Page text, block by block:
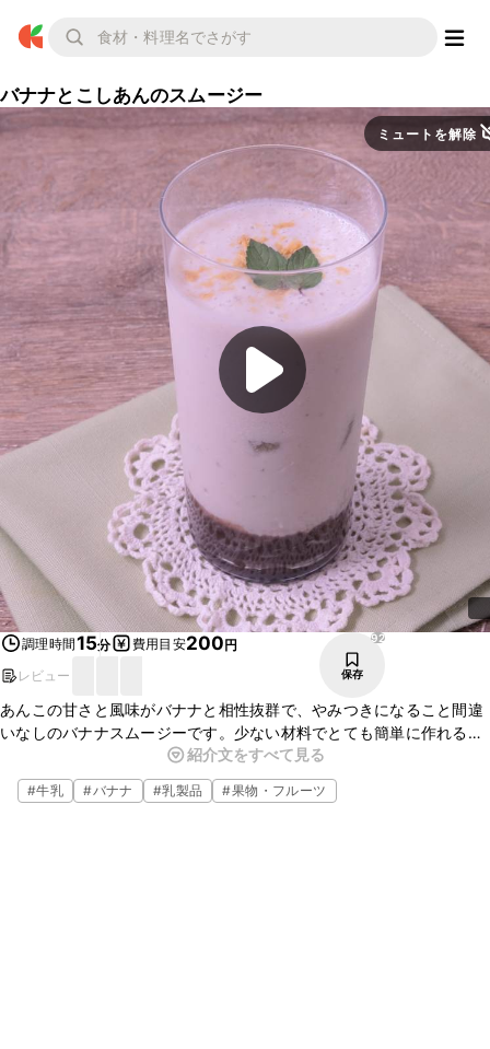
バナナとこしあんのスムージー
ミュートを解除
調理時間15分 費用目安200円
レビュー
92
保存
あんこの甘さと風味がバナナと相性抜群で、やみつきになること間違
いなしのバナナスムージーです。少ない材料でとても簡単に作れるの
で、甘いものが飲みたいときにもぴったりです。ぜひ作ってみてはい
かがでしょうか。
紹介文をすべて見る
#牛乳 #バナナ #乳製品 #果物・フルーツ